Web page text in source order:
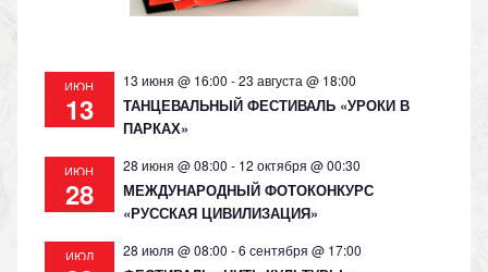
ki
ИЮН
13
13 июня @ 16:00 -23 августа @ 18:00
ТАНЦЕВАЛЬНЫЙ ФЕСТИВАЛЬ «УРОКИ В
ПАРКАХ»
ИЮН
28
28 июня @ 08:00 - 12 октября @ 00:30
МЕЖДУНАРОДНЫЙ ФОТОКОНКУРС
«РУССКАЯ ЦИВИЛИЗАЦИЯ»
ИЮЛ 28 июля @ 08:00 -6 сентября @ 17:00